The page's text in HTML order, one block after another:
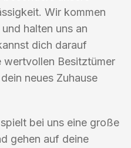
Wir kommen
halten uns an
dich darauf
wertvollen Besitztümer
neues Zuhause
bei uns eine große
gehen auf deine